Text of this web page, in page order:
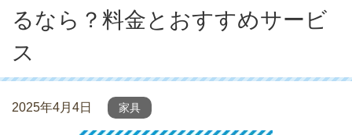
るなら？料金とおすすめサービ
ス
2025年4月4日 家具